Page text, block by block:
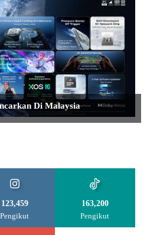
Di Malaysia
123,459
Pengikut
163,200
Pengikut